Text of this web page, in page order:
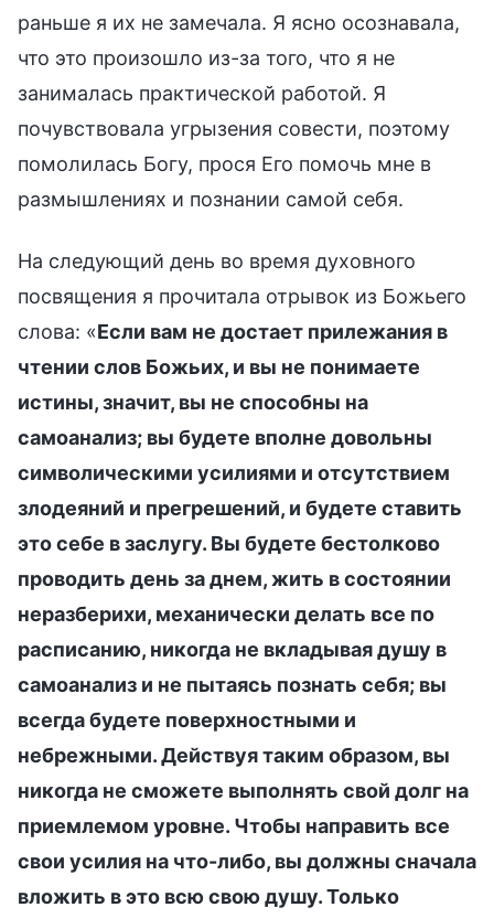
раньше я их не замечала. Я ясно осознавала,
что это произошло из-за того, что я не
занималась практической работой. Я
почувствовала угрызения совести, поэтому
помолилась Богу, прося Его помочь мне в
размышлениях и познании самой себя.
На следующий день во время духовного
посвящения я прочитала отрывок из Божьего
слова: «Если вам не достает прилежания в
чтении слов Божьих, и вы не понимаете
истины, значит, вы не способны на
самоанализ; вы будете вполне довольны
символическими усилиями и отсутствием
злодеяний и прегрешений, и будете ставить
это себе в заслугу. Вы будете бестолково
проводить день за днем, жить в состоянии
неразберихи, механически делать все по
расписанию, никогда не вкладывая душу в
самоанализ и не пытаясь познать себя; вы
всегда будете поверхностными и
небрежными. Действуя таким образом, вы
никогда не сможете выполнять свой долг на
приемлемом уровне. Чтобы направить все
свои усилия на что-либо, вы должны сначала
вложить в это всю свою душу. Только